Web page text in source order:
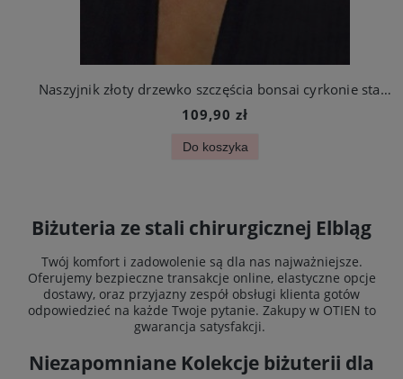
Naszyjnik złoty drzewko szczęścia bonsai cyrkonie stal chirurgiczna
109,90 zł
Do koszyka
Biżuteria ze stali chirurgicznej Elbląg
Twój komfort i zadowolenie są dla nas najważniejsze.
Oferujemy bezpieczne transakcje online, elastyczne opcje
dostawy, oraz przyjazny zespół obsługi klienta gotów
odpowiedzieć na każde Twoje pytanie. Zakupy w OTIEN to
gwarancja satysfakcji.
Niezapomniane Kolekcje biżuterii dla